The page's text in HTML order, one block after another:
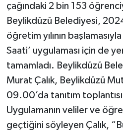
çağındaki 2 bin 153
Beylikdüzü Belediyesi,
öğretim yılının
Saati’ uygulaması için de
tamamladı. Beylikdüzü
Murat Çalık, Beylikdüzü
09.00’da tanıtım
Uygulamanın veliler ve
geçtiğini söyleyen Çalık,